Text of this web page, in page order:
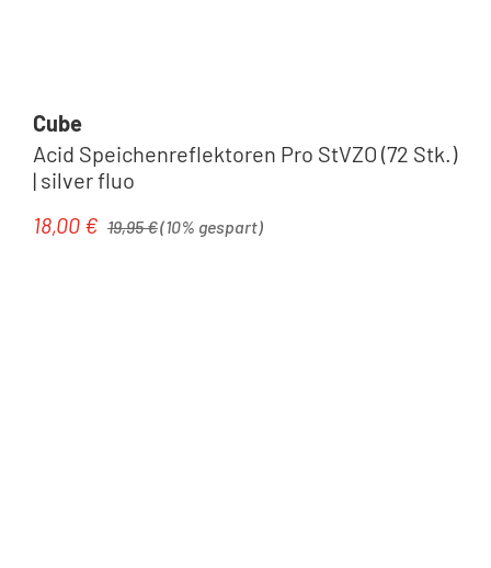
Cube
Acid Speichenreflektoren Pro StVZO (72 Stk.)
| silver fluo
Verkaufspreis:
18,00 € Regulärer Preis:
19,95 €(10% gespart)